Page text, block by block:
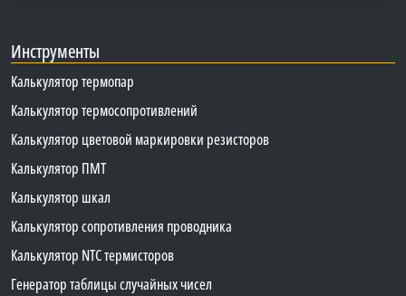
Инструменты
Калькулятор термопар
Калькулятор термосопротивлений
Калькулятор цветовой маркировки резисторов
Калькулятор ПМТ
Калькулятор шкал
Калькулятор сопротивления проводника
Калькулятор NTC термисторов
Генератор таблицы случайных чисел